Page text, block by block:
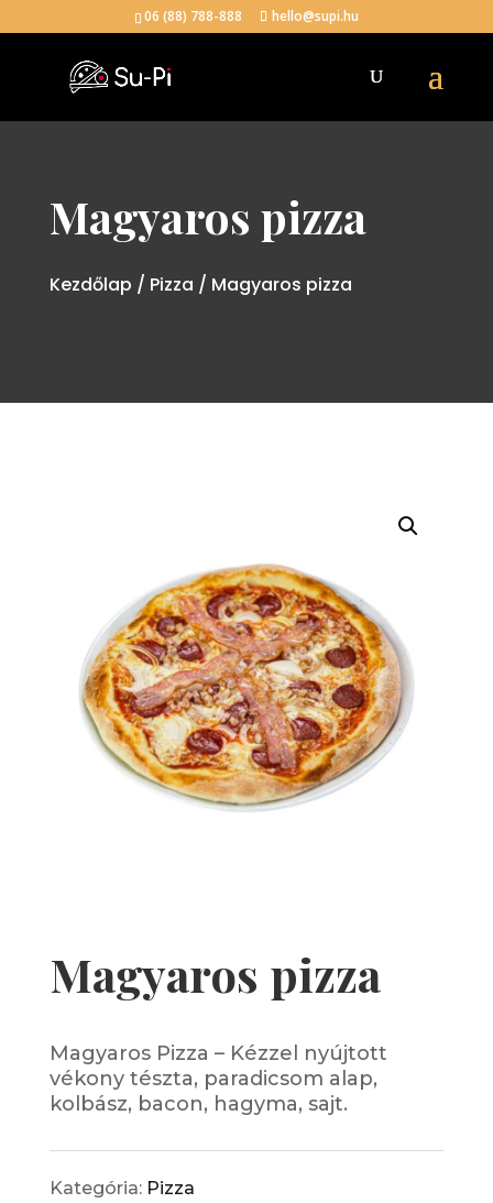
06 (88) 788-888 hello@supi.hu
Magyaros pizza
Kezdőlap / Pizza / Magyaros pizza
Magyaros pizza
Magyaros Pizza – Kézzel nyújtott
vékony tészta, paradicsom alap,
kolbász, bacon, hagyma, sajt.
Kategória: Pizza